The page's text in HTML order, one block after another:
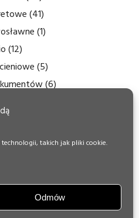
takich jak pliki cookie.
Odmów
(41)
(1)
(12)
(5)
(6)
(6)